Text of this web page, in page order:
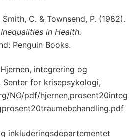
C. & Townsend, P. (1982).
in Health.
Penguin Books.
integrering og
Senter for krisepsykologi,
NO/pdf/hjernen,prosent20integ
inkluderingsdepartementet